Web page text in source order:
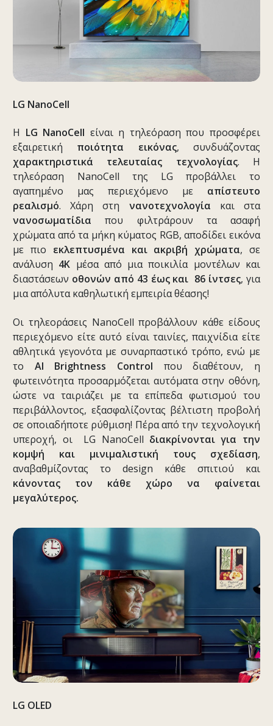
LG NanoCell
H LG NanoCell είναι η τηλεόραση που προσφέρει
εξαιρετική ποιότητα εικόνας, συνδυάζοντας
χαρακτηριστικά τελευταίας τεχνολογίας. Η
τηλεόραση NanoCell της LG προβάλλει το
αγαπημένο μας περιεχόμενο με απίστευτο
ρεαλισμό. Χάρη στη νανοτεχνολογία και στα
νανοσωματίδια που φιλτράρουν τα ασαφή
χρώματα από τα μήκη κύματος RGB, αποδίδει εικόνα
με πιο εκλεπτυσμένα και ακριβή χρώματα, σε
ανάλυση 4K μέσα από μια ποικιλία μοντέλων και
διαστάσεων οθονών από 43 έως και 86 ίντσες, για
μια απόλυτα καθηλωτική εμπειρία θέασης!
Οι τηλεοράσεις NanoCell προβάλλουν κάθε είδους
περιεχόμενο είτε αυτό είναι ταινίες, παιχνίδια είτε
αθλητικά γεγονότα με συναρπαστικό τρόπο, ενώ με
το AI Brightness Control που διαθέτουν, η
φωτεινότητα προσαρμόζεται αυτόματα στην οθόνη,
ώστε να ταιριάζει με τα επίπεδα φωτισμού του
περιβάλλοντος, εξασφαλίζοντας βέλτιστη προβολή
σε οποιαδήποτε ρύθμιση! Πέρα από την τεχνολογική
υπεροχή, οι LG NanoCell διακρίνονται για την
κομψή και μινιμαλιστική τους σχεδίαση,
αναβαθμίζοντας το design κάθε σπιτιού και
κάνοντας τον κάθε χώρο να φαίνεται
μεγαλύτερος.
LG OLED